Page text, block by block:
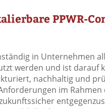
PPWR-
in Unternehmen
werden und ist darauf
nachhaltig und
im Rahmen